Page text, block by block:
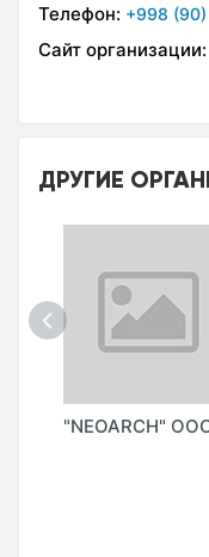
Телефон: +998
Сайт организации:
ДРУГИЕ
"NEOARCH"